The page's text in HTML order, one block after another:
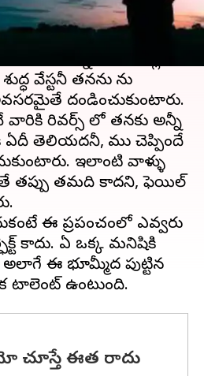
ఉన్నారు. తనవల్ల
వేస్టనీ తనను తాను
దండించుకుంటారు.
రివర్స్ లో తనకు అన్నీ
ఏదీ తెలియదనీ, తాము చెప్పిందే
ఇలాంటి వాళ్ళు
తమది కాదని, ఫెయిల్
ఈ ప్రపంచంలో ఎవ్వరు
కాదు. ఏ ఒక్క మనిషికి
ఈ భూమ్మీద పుట్టిన
చూస్తే ఈత రాదు